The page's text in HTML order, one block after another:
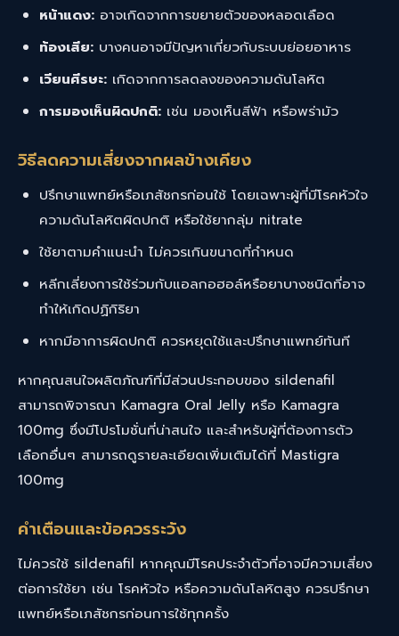
หน้าแดง: อาจเกิดจากการขยายตัวของหลอดเลือด
ท้องเสีย: บางคนอาจมีปัญหาเกี่ยวกับระบบย่อยอาหาร
เวียนศีรษะ: เกิดจากการลดลงของความดันโลหิต
การมองเห็นผิดปกติ: เช่น มองเห็นสีฟ้า หรือพร่ามัว
วิธีลดความเสี่ยงจากผลข้างเคียง
ปรึกษาแพทย์หรือเภสัชกรก่อนใช้ โดยเฉพาะผู้ที่มีโรคหัวใจ
ความดันโลหิตผิดปกติ หรือใช้ยากลุ่ม nitrate
ใช้ยาตามคำแนะนำ ไม่ควรเกินขนาดที่กำหนด
หลีกเลี่ยงการใช้ร่วมกับแอลกอฮอล์หรือยาบางชนิดที่อาจ
ทำให้เกิดปฏิกิริยา
หากมีอาการผิดปกติ ควรหยุดใช้และปรึกษาแพทย์ทันที
หากคุณสนใจผลิตภัณฑ์ที่มีส่วนประกอบของ sildenafil
สามารถพิจารณา Kamagra Oral Jelly หรือ Kamagra
100mg ซึ่งมีโปรโมชั่นที่น่าสนใจ และสำหรับผู้ที่ต้องการตัว
เลือกอื่นๆ สามารถดูรายละเอียดเพิ่มเติมได้ที่ Mastigra
100mg
คำเตือนและข้อควรระวัง
ไม่ควรใช้ sildenafil หากคุณมีโรคประจำตัวที่อาจมีความเสี่ยง
ต่อการใช้ยา เช่น โรคหัวใจ หรือความดันโลหิตสูง ควรปรึกษา
แพทย์หรือเภสัชกรก่อนการใช้ทุกครั้ง